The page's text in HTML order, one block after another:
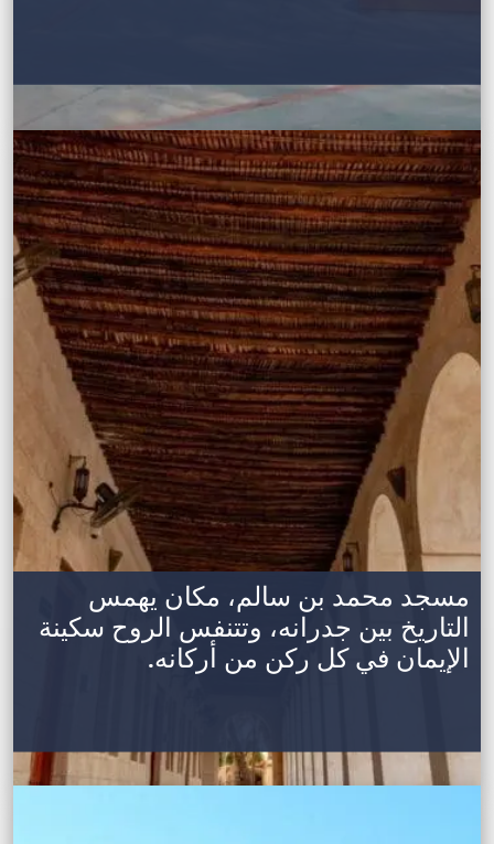
مسجد محمد بن سالم، مكان يهمس
التاريخ بين جدرانه، وتتنفس الروح سكينة
الإيمان في كل ركن من أركانه.